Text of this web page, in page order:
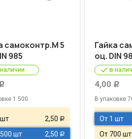
самоконтр.М 5
985
1 500
2,50 Р
шт 2,50 Р
Гайка
оц. DIN
в
4,00 Р
В упаковке
От 1 шт
От 700 шт